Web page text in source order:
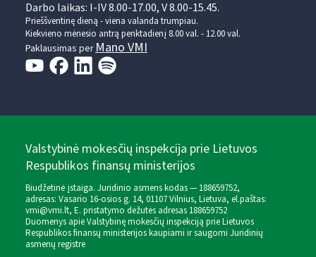
Darbo laikas: I-IV 8.00-17.00, V 8.00-15.45.
Prieššventinę dieną - viena valanda trumpiau.
Kiekvieno mėnesio antrą penktadienį 8.00 val. - 12.00 val.
Paklausimas perMano VMI
Valstybinė mokesčių inspekcija prie Lietuvos
Respublikos finansų ministerijos
Biudžetinė įstaiga. Juridinio asmens kodas — 188659752,
adresas: Vasario 16-osios g. 14, 01107 Vilnius, Lietuva, el.paštas:
vmi@vmi.lt, E. pristatymo dėžutės adresas 188659752
Duomenys apie Valstybinę mokesčių inspekciją prie Lietuvos
Respublikos finansų ministerijos kaupiami ir saugomi Juridinių
asmenų registre